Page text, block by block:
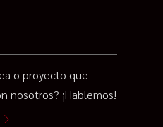
o proyecto que
nosotros? ¡Hablemos!